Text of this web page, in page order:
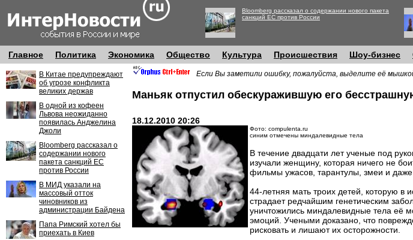
Bloomberg рассказал о содержании нового пакета
санкций ЕС против России
Главное Политика Экономика Общество Культура Происшествия Шоу-бизнес
В Китае предупреждают
об угрозе конфликта
великих держав
В одной из кофеен
Львова неожиданно
появилась Анджелина
Джоли
Bloomberg рассказал о
содержании нового
пакета санкций ЕС
против России
В МИД указали на
массовый отток
чиновников из
администрации Байдена
Папа Римский хотел бы
приехать в Киев
Если Вы заметили ошибку, пожалуйста, выделите её
Маньяк отпустил обескуражившую его
18.12.2010 20:26
Фото: compulenta.ru
синим отмечены миндалевидные тела
В течение двадцати лет ученые под
изучали женщину, которая ничего не
фильмы ужасов, тарантулы, змеи и даже
44-летняя мать троих детей, которую в
страдает редчайшим генетическим
уничтожились миндалевидные тела её
эмоций. Учеными доказано, что
рисковать и лишают их осторожности.